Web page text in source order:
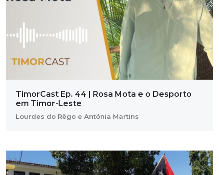
TimorCast Ep. 44 | Rosa Mota e o Desporto
em Timor-Leste
Lourdes do Rêgo e Antónia Martins